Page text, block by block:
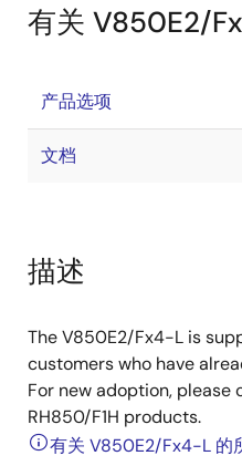
有关 V850E2/
产品选项
文档
描述
The V850E2/Fx4-L is
customers who have
For new adoption, please
RH850/F1H products.
有关 V850E2/Fx4-L 的